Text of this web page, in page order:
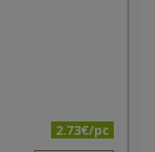
2.73€/pc